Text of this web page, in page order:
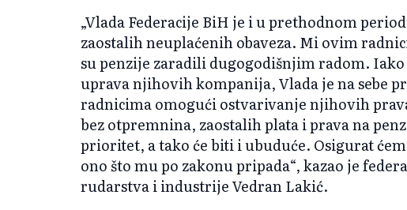
„Vlada Federacije BiH je i u prethodnom
zaostalih neuplaćenih obaveza. Mi ovim
su penzije zaradili dugogodišnjim radom.
uprava njihovih kompanija, Vlada je na sebe
radnicima omogući ostvarivanje njihovih
bez otpremnina, zaostalih plata i prava na
prioritet, a tako će biti i ubuduće. Osigurat
ono što mu po zakonu pripada“, kazao je
rudarstva i industrije Vedran Lakić.